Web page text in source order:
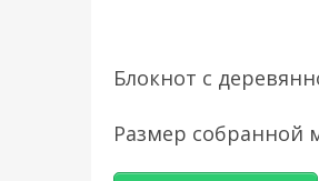
Блокнот с
Размер собранной